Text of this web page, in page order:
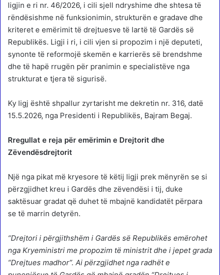
ligjin e ri nr. 46/2026, i cili sjell ndryshime dhe shtesa të
rëndësishme në funksionimin, strukturën e gradave dhe
kriteret e emërimit të drejtuesve të lartë të Gardës së
Republikës. Ligji i ri, i cili vjen si propozim i një deputeti,
synonte të reformojë skemën e karrierës së brendshme
dhe të hapë rrugën për pranimin e specialistëve nga
strukturat e tjera të sigurisë.
Ky ligj është shpallur zyrtarisht me dekretin nr. 316, datë
15.5.2026, nga Presidenti i Republikës, Bajram Begaj.
Rregullat e reja për emërimin e Drejtorit dhe
Zëvendësdrejtorit
Një nga pikat më kryesore të këtij ligji prek mënyrën se si
përzgjidhet kreu i Gardës dhe zëvendësi i tij, duke
saktësuar gradat që duhet të mbajnë kandidatët përpara
se të marrin detyrën.
“Drejtori i përgjithshëm i Gardës së Republikës emërohet
nga Kryeministri me propozim të ministrit dhe i jepet grada
“Drejtues madhor”. Ai përzgjidhet nga radhët e